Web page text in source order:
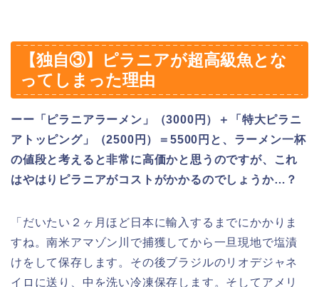
【独自③】ピラニアが超高級魚とな
ってしまった理由
ーー「ピラニアラーメン」（3000円）＋「特大ピラニ
アトッピング」（2500円）＝5500円と、ラーメン一杯
の値段と考えると非常に高価かと思うのですが、これ
はやはりピラニアがコストがかかるのでしょうか…？
「だいたい２ヶ月ほど日本に輸入するまでにかかりま
すね。南米アマゾン川で捕獲してから一旦現地で塩漬
けをして保存します。その後ブラジルのリオデジャネ
イロに送り、中を洗い冷凍保存します。そしてアメリ